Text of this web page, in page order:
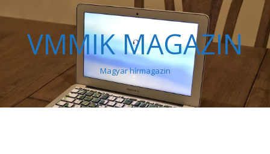
VMMIK MAGAZIN
Magyar hírmagazin